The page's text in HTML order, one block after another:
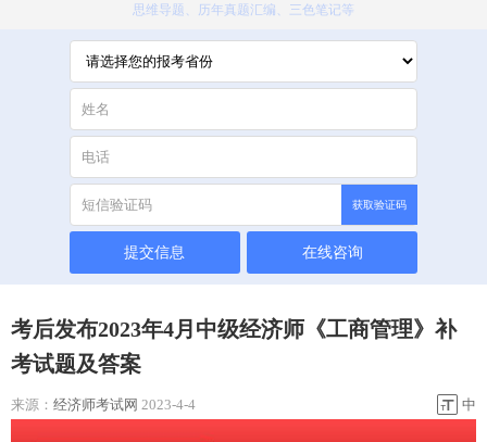
思维导题、历年真题汇编、三色笔记等
获取验证码
提交信息 在线咨询
考后发布2023年4月中级经济师《工商管理》补
考试题及答案
来源： 经济师考试网 2023-4-4 中